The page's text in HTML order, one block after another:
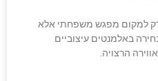
רק למקום מפגש משפחתי אלא
באלמנטים עיצוביים
הרצויה.